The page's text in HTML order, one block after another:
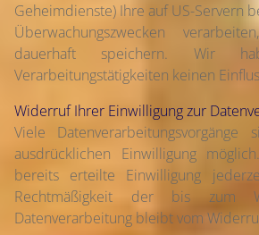
Geheimdienste) Ihre auf US-Servern
Überwachungszwecken
dauerhaft speichern. Wir
Verarbeitungstätigkeiten keinen
Widerruf Ihrer Einwilligung zur
Viele
ausdrücklichen Einwilligung
bereits erteilte Einwilligung
Rechtmäßigkeit der bis zum
Datenverarbeitung bleibt vom